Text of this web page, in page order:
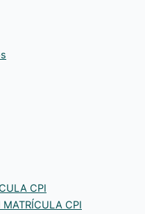
CPI
CPI